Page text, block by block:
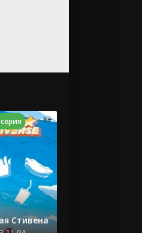
Стивена
6+